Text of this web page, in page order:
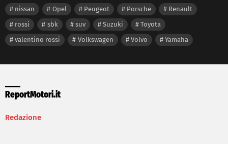
nissan
Opel Peugeot Porsche
Renault
rossi
sbk suv Suzuki
Toyota
valentino rossi
Volkswagen Volvo Yamaha
ReportMotori.it
Redazione